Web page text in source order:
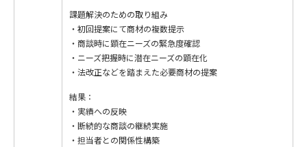
課題解決のための取り組み
・初回提案にて商材の複数提示
・商談時に顕在ニーズの緊急度確認
・ニーズ把握時に潜在ニーズの顕在化
・法改正などを踏まえた必要商材の提案
結果：
・実績への反映
・断続的な商談の継続実施
・担当者との関係性構築